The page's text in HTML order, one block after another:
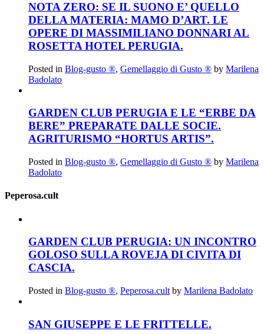
NOTA ZERO: SE IL SUONO E’ QUELLO
DELLA MATERIA: MAMO D’ART. LE
OPERE DI MASSIMILIANO DONNARI AL
ROSETTA HOTEL PERUGIA.
Posted in Blog-gusto ®, Gemellaggio di Gusto ® by Marilena
Badolato
GARDEN CLUB PERUGIA E LE “ERBE DA
BERE” PREPARATE DALLE SOCIE.
AGRITURISMO “HORTUS ARTIS”.
Posted in Blog-gusto ®, Gemellaggio di Gusto ® by Marilena
Badolato
Peperosa.cult
GARDEN CLUB PERUGIA: UN INCONTRO
GOLOSO SULLA ROVEJA DI CIVITA DI
CASCIA.
Posted in Blog-gusto ®, Peperosa.cult by Marilena Badolato
SAN GIUSEPPE E LE FRITTELLE.